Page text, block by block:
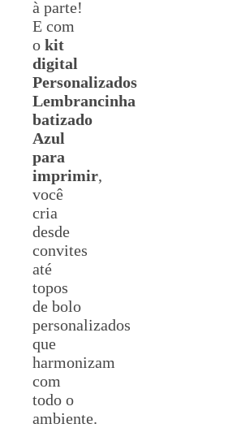
à parte!
E com
o kit
digital
Personalizados
Lembrancinha
batizado
Azul
para
imprimir,
você
cria
desde
convites
até
topos
de bolo
personalizados
que
harmonizam
com
todo o
ambiente.